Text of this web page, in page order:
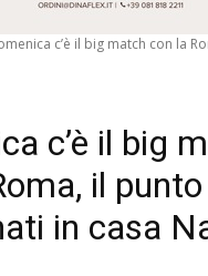
c’è il big match con la
c’è il big
il
in casa